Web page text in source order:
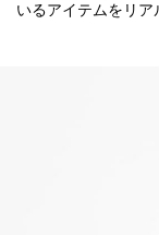
いるアイテムをリア